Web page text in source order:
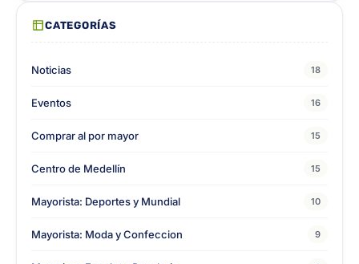
CATEGORÍAS
Noticias 18
Eventos 16
Comprar al por mayor 15
Centro de Medellín 15
Mayorista: Deportes y Mundial 10
Mayorista: Moda y Confeccion 9